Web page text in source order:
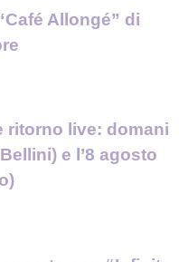
Allongé” di
ritorno live: domani
e l’8 agosto